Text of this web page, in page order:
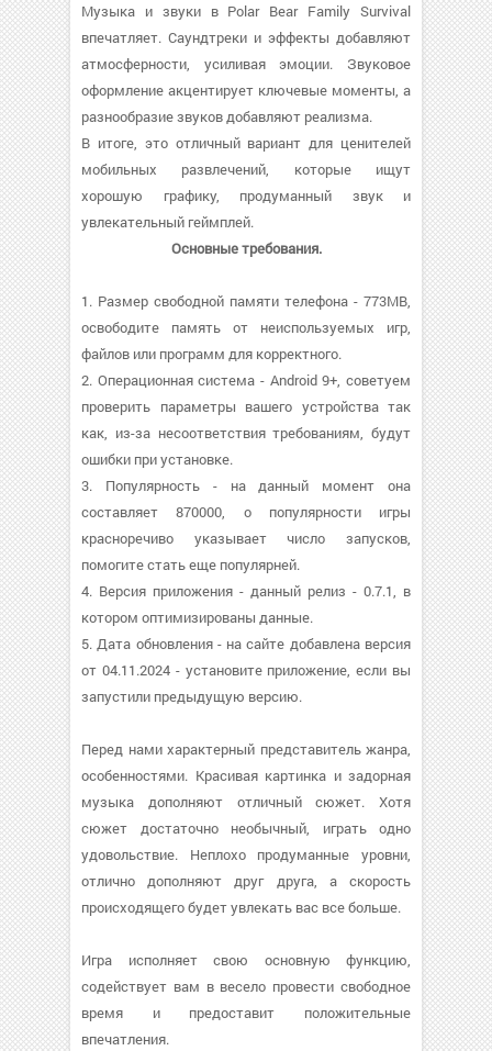
Музыка и звуки в Polar Bear Family Survival
впечатляет. Саундтреки и эффекты добавляют
атмосферности, усиливая эмоции. Звуковое
оформление акцентирует ключевые моменты, а
разнообразие звуков добавляют реализма.
В итоге, это отличный вариант для ценителей
мобильных развлечений, которые ищут
хорошую графику, продуманный звук и
увлекательный геймплей.
Основные требования.
1. Размер свободной памяти телефона - 773MB,
освободите память от неиспользуемых игр,
файлов или программ для корректного.
2. Операционная система - Android 9+, советуем
проверить параметры вашего устройства так
как, из-за несоответствия требованиям, будут
ошибки при установке.
3. Популярность - на данный момент она
составляет 870000, о популярности игры
красноречиво указывает число запусков,
помогите стать еще популярней.
4. Версия приложения - данный релиз - 0.7.1, в
котором оптимизированы данные.
5. Дата обновления - на сайте добавлена версия
от 04.11.2024 - установите приложение, если вы
запустили предыдущую версию.
Перед нами характерный представитель жанра,
особенностями. Красивая картинка и задорная
музыка дополняют отличный сюжет. Хотя
сюжет достаточно необычный, играть одно
удовольствие. Неплохо продуманные уровни,
отлично дополняют друг друга, а скорость
происходящего будет увлекать вас все больше.
Игра исполняет свою основную функцию,
содействует вам в весело провести свободное
время и предоставит положительные
впечатления.